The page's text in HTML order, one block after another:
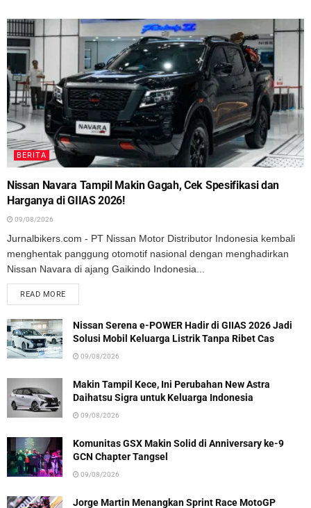
BERITA
Nissan Navara Tampil Makin Gagah, Cek Spesifikasi dan
Harganya di GIIAS 2026!
09/08/2026
Jurnalbikers.com - PT Nissan Motor Distributor Indonesia kembali
menghentak panggung otomotif nasional dengan menghadirkan
Nissan Navara di ajang Gaikindo Indonesia...
READ MORE
Nissan Serena e-POWER Hadir di GIIAS 2026 Jadi
Solusi Mobil Keluarga Listrik Tanpa Ribet Cas
09/08/2026
Makin Tampil Kece, Ini Perubahan New Astra
Daihatsu Sigra untuk Keluarga Indonesia
09/08/2026
Komunitas GSX Makin Solid di Anniversary ke-9
GCN Chapter Tangsel
09/08/2026
Jorge Martin Menangkan Sprint Race MotoGP